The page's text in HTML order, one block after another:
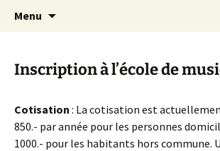
Menu
Inscription à l’école de
Cotisation : La cotisation est
850.- par année pour les personnes
1000.- pour les habitants hors commune.